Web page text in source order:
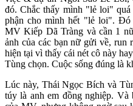
đó. Chắc thấy mình "lẻ loi"
phận cho mình hết "lẻ loi". Đó
MV Kiếp Dã Tràng và cần 1
ảnh của các bạn nữ gửi về, run
hiện tại vì thấy cái nét cô này
Tùng chọn. Cuộc sống đúng là
Lúc này, Thái Ngọc Bích và
túy là anh em đồng nghiệp. Và